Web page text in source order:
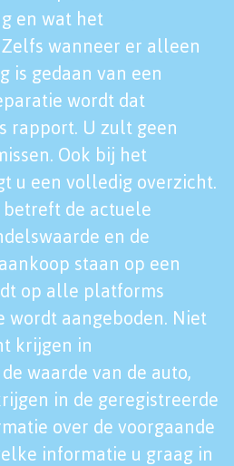
en wat het
wanneer er alleen
is gedaan van een
wordt dat
rapport. U zult geen
Ook bij het
u een volledig overzicht.
de actuele
en de
staan op een
op alle platforms
wordt aangeboden. Niet
krijgen in
waarde van de auto,
in de geregistreerde
over de voorgaande
informatie u graag in